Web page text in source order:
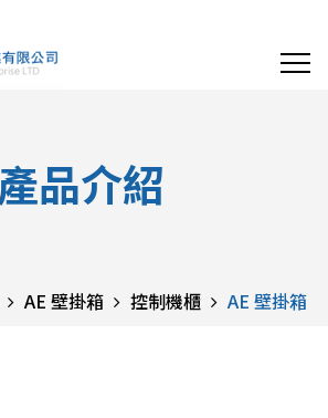
品介紹
AE 壁掛箱 控制機櫃 AE 壁掛箱